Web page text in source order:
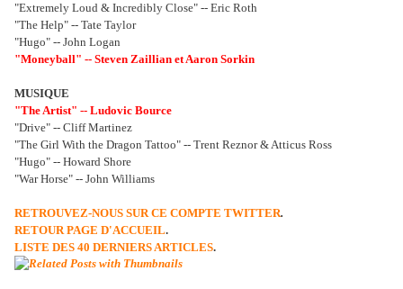
"Extremely Loud & Incredibly Close" -- Eric Roth
"The Help" -- Tate Taylor
"Hugo" -- John Logan
"Moneyball" -- Steven Zaillian et Aaron Sorkin
MUSIQUE
"The Artist" -- Ludovic Bource
"Drive" -- Cliff Martinez
"The Girl With the Dragon Tattoo" -- Trent Reznor & Atticus Ross
"Hugo" -- Howard Shore
"War Horse" -- John Williams
RETROUVEZ-NOUS SUR CE COMPTE TWITTER.
RETOUR PAGE D'ACCUEIL.
LISTE DES 40 DERNIERS ARTICLES.